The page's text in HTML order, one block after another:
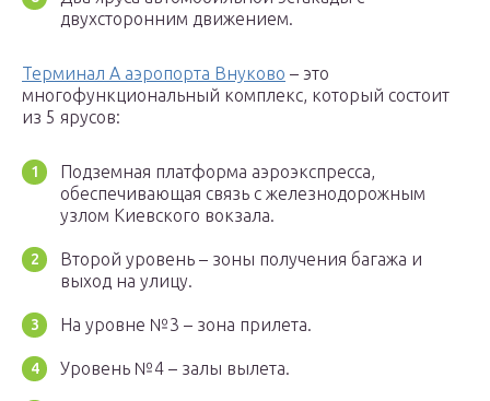
двухсторонним движением.
Терминал А аэропорта Внуково – это
многофункциональный комплекс, который состоит
из 5 ярусов:
Подземная платформа аэроэкспресса,
обеспечивающая связь с железнодорожным
узлом Киевского вокзала.
Второй уровень – зоны получения багажа и
выход на улицу.
На уровне №3 – зона прилета.
Уровень №4 – залы вылета.